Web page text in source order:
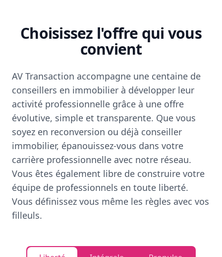
Choisissez l'offre qui vous
convient
AV Transaction accompagne une centaine de
conseillers en immobilier à développer leur
activité professionnelle grâce à une offre
évolutive, simple et transparente. Que vous
soyez en reconversion ou déjà conseiller
immobilier, épanouissez-vous dans votre
carrière professionnelle avec notre réseau.
Vous êtes également libre de construire votre
équipe de professionnels en toute liberté.
Vous définissez vous même les règles avec vos
filleuls.